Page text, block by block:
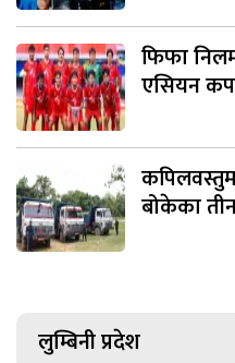
फिफा
एसियन कप
बोकेका
लुम्बिनी प्रदेश